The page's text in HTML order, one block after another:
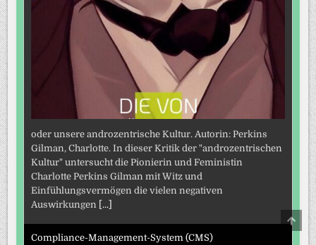
oder unsere androzentrische Kultur. Autorin: Perkins
Gilman, Charlotte. In dieser Kritik der "androzentrischen
Kultur" untersucht die Pionierin und Feministin
Charlotte Perkins Gilman mit Witz und
Einfühlungsvermögen die vielen negativen
Auswirkungen [...]
Compliance-Management-System (CMS)
TO
TOP